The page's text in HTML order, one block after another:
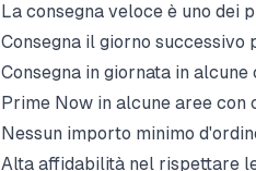
La consegna veloce è uno dei
Consegna il giorno successivo
Consegna in giornata in alcune
Prime Now in alcune aree con
Nessun importo minimo
Alta affidabilità nel rispettare